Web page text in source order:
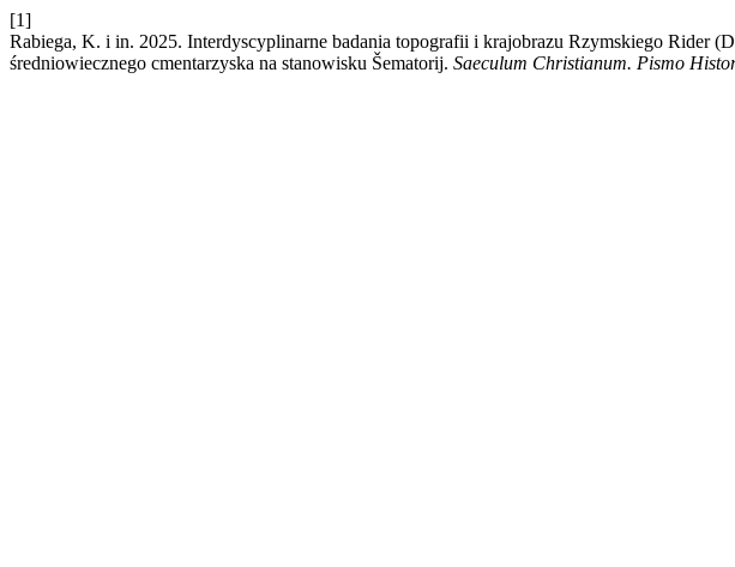
[1]
Rabiega, K. i in. 2025. Interdyscyplinarne badania topografii i krajobrazu Rzymskiego Rider
średniowiecznego cmentarzyska na stanowisku Šematorij. Saeculum Christianum. Pismo